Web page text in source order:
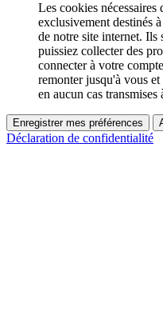
Les cookies
exclusivement destinés
de notre site internet. Ils
puissiez collecter des
connecter à votre
remonter jusqu'à vous
en aucun cas transmises
Enregistrer mes préférences
Déclaration de confidentialité